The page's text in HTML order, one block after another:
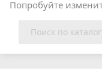
Попробуйте